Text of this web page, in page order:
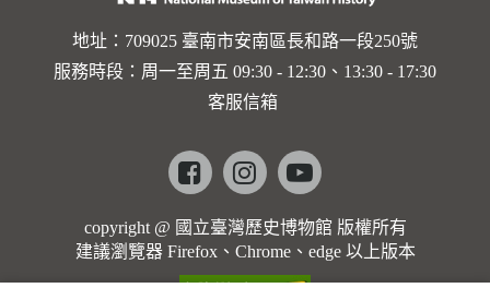
地址：709025 臺南市安南區長和路一段250號
服務時段：周一至周五 09:30 - 12:30、13:30 - 17:30
客服信箱
Facebookinstagramyoutube
copyright @ 國立臺灣歷史博物館 版權所有
建議瀏覽器 Firefox、Chrome、edge 以上版本